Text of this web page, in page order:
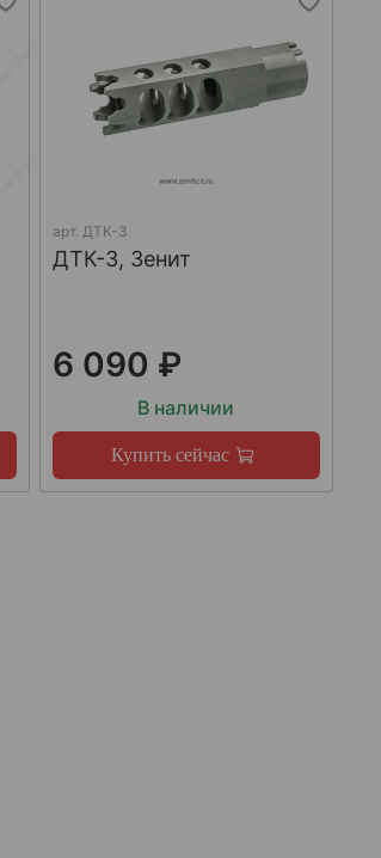
арт. ДТК-3
ДТК-3, Зенит
6 090 ₽
В наличии
Купить сейчас